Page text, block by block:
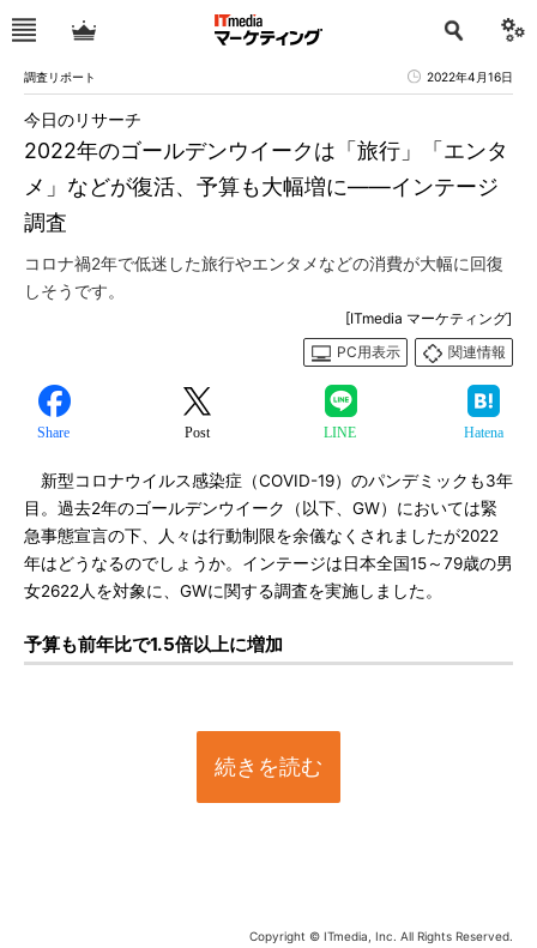
調査リポート 2022年4月16日
2022年のゴールデンウイークは「旅行」「エンタ
メ」などが復活、予算も大幅増に――インテージ
調査
今日のリサーチ
コロナ禍2年で低迷した旅行やエンタメなどの消費が大幅に回復
しそうです。
[ITmedia マーケティング]
PC用表示
関連情報
Share Post LINE Hatena
新型コロナウイルス感染症（COVID-19）のパンデミックも3年
目。過去2年のゴールデンウイーク（以下、GW）においては緊
急事態宣言の下、人々は行動制限を余儀なくされましたが2022
年はどうなるのでしょうか。インテージは日本全国15～79歳の男
女2622人を対象に、GWに関する調査を実施しました。
予算も前年比で1.5倍以上に増加
続きを読む
Copyright © ITmedia, Inc. All Rights Reserved.